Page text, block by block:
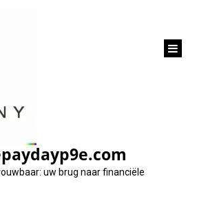
uw brug naar financiële
u moet
over een
lening